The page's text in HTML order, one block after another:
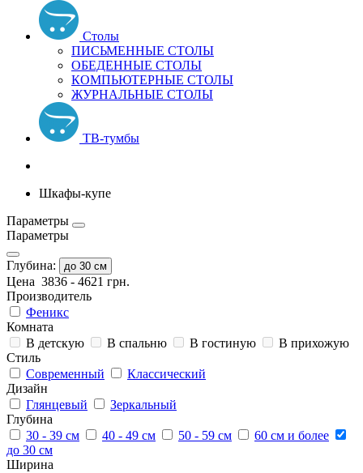
Столы
ПИСЬМЕННЫЕ СТОЛЫ
ОБЕДЕННЫЕ СТОЛЫ
КОМПЬЮТЕРНЫЕ СТОЛЫ
ЖУРНАЛЬНЫЕ СТОЛЫ
ТВ-тумбы
Шкафы-купе
Параметры
Параметры
Глубина: до 30 см
Цена 3836 - 4621 грн.
Производитель
Феникс
Комната
В детскую
В спальню В гостиную
В прихожую
Стиль
Современный
Классический
Дизайн
Глянцевый
Зеркальный
Глубина
30 - 39 см
40 - 49 см 50 - 59 см
60 см и более
до 30 см
Ширина